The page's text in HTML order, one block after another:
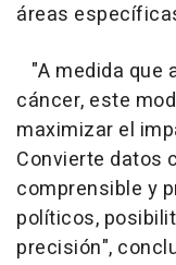
áreas
"A medida que
cáncer, este
maximizar el
Convierte datos
comprensible y
políticos,
precisión",